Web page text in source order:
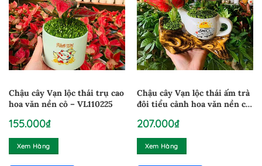
Chậu cây Vạn lộc thái trụ cao
hoa văn nền cỏ – VL110225
155.000₫
Xem Hàng
Chậu cây Vạn lộc thái ấm trà
đôi tiểu cảnh hoa văn nền cỏ
207.000₫
Xem Hàng